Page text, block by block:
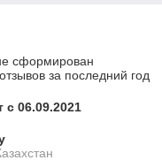
сформирован
за последний год
с 06.09.2021